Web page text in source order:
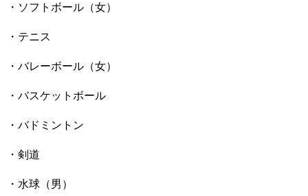
・ソフトボール（女）
・テニス
・バレーボール（女）
・バスケットボール
・バドミントン
・剣道
・水球（男）